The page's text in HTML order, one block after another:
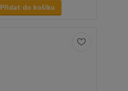
Přidat do košíku